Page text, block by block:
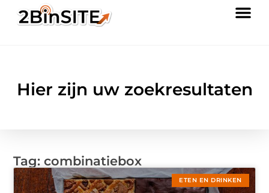
Hier zijn uw zoekresultaten
Tag: combinatiebox
ETEN EN DRINKEN